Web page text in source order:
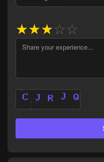
★★★☆☆